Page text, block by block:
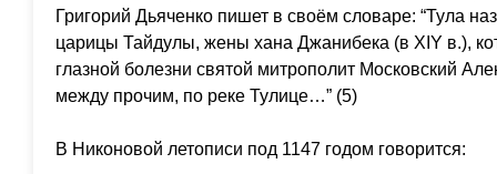
Григорий Дьяченко пишет в своём словаре: “Тула
царицы Тайдулы, жены хана Джанибека (в XIY в.),
глазной болезни святой митрополит Московский
между прочим, по реке Тулице…” (5)
В Никоновой летописи под 1147 годом говорится: